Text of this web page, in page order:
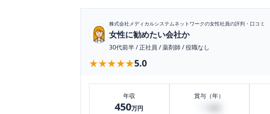
株式会社メディカルシステムネットワークの女性社員の評判・口コミ
女性に勧めたい会社か
30代前半/正社員 /薬剤師/役職なし
★★★★★
★★★★★5.0
年収
450万円
賞与（年）